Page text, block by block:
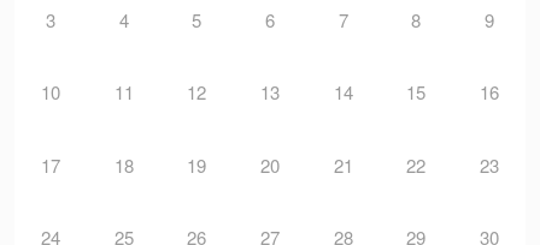
3 4 5 6 7 8 9
10 11 12 13 14 15 16
17 18 19 20 21 22 23
24 25 26 27 28 29 30